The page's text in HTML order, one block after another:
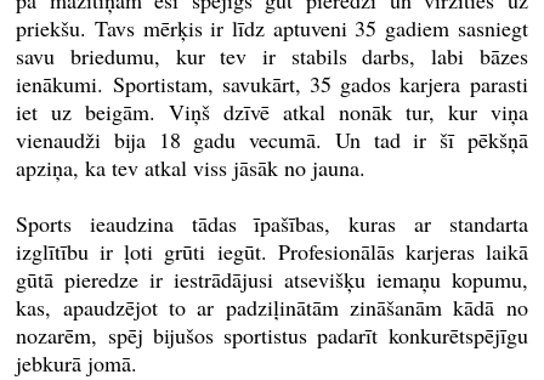
priekšu. Tavs mērķis ir līdz aptuveni 35 gadiem sasniegt
savu briedumu, kur tev ir stabils darbs, labi bāzes
ienākumi. Sportistam, savukārt, 35 gados karjera parasti
iet uz beigām. Viņš dzīvē atkal nonāk tur, kur viņa
vienaudži bija 18 gadu vecumā. Un tad ir šī pēkšņā
apziņa, ka tev atkal viss jāsāk no jauna.
Sports ieaudzina tādas īpašības, kuras ar standarta
izglītību ir ļoti grūti iegūt. Profesionālās karjeras laikā
gūtā pieredze ir iestrādājusi atsevišķu iemaņu kopumu,
kas, apaudzējot to ar padziļinātām zināšanām kādā no
nozarēm, spēj bijušos sportistus padarīt konkurētspējīgu
jebkurā jomā.